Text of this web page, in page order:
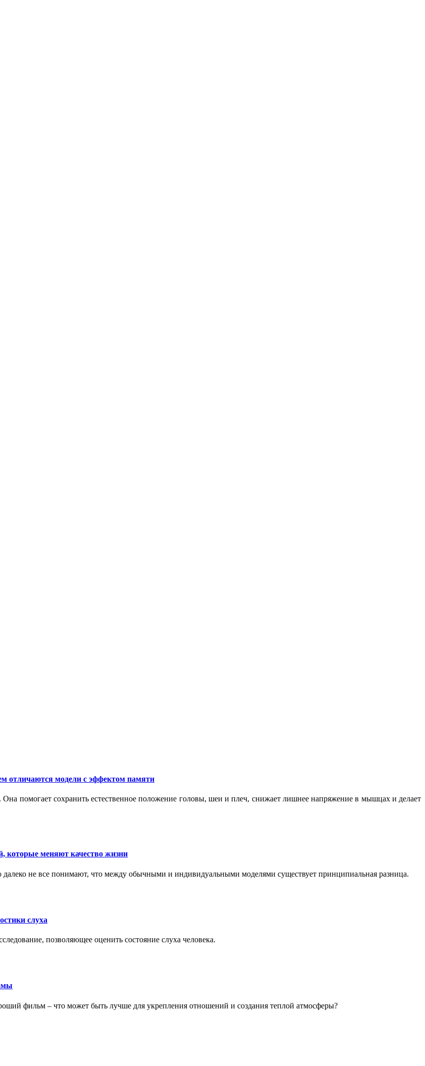
отличаются модели с эффектом памяти
помогает сохранить естественное положение головы, шеи и плеч, снижает лишнее напряжение в мышцах и делает
меняют качество жизни
не все понимают, что между обычными и индивидуальными моделями существует принципиальная разница.
слуха
позволяющее оценить состояние слуха человека.
фильм – что может быть лучше для укрепления отношений и создания теплой атмосферы?